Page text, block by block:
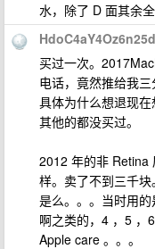
水，除了 D 面其余
买过一次。
电话，竟然推给我三
具体为什么想退现在
其他的都没买过。
2012 年的非 Retina
样。卖了不到三千
是么。。。当时用
啊之类的，4 ，5 ，
Apple care 。。。